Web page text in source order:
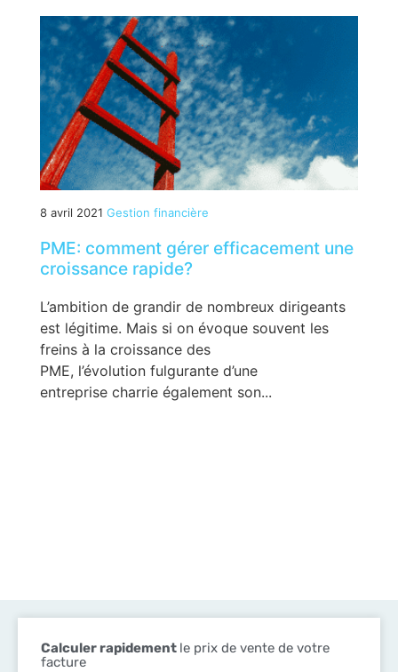
8 avril 2021 Gestion financière
PME: comment gérer efficacement une
croissance rapide?
L’ambition de grandir de nombreux dirigeants
est légitime. Mais si on évoque souvent les
freins à la croissance des
PME, l’évolution fulgurante d’une
entreprise charrie également son...
Calculer rapidement le prix de vente de votre
facture